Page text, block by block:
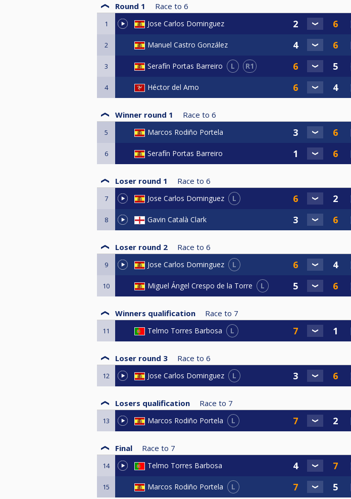
Round 1 Race to 6
1 Jose Carlos Dominguez
2 Manuel Castro González
3 Serafín Portas Barreiro L R1
4 Héctor del Amo
Winner round 1 Race to 6
5 Marcos Rodiño Portela
6 Serafín Portas Barreiro
Loser round 1 Race to 6
7 Jose Carlos Dominguez L
8 Gavin Català Clark
Loser round 2 Race to 6
9 Jose Carlos Dominguez L
10 Miguel Ángel Crespo de la Torre L
Winners qualification Race to 7
11 Telmo Torres Barbosa L
Loser round 3 Race to 6
12 Jose Carlos Dominguez L
Losers qualification Race to 7
13 Marcos Rodiño Portela L
Final Race to 7
14 Telmo Torres Barbosa
15 Marcos Rodiño Portela L